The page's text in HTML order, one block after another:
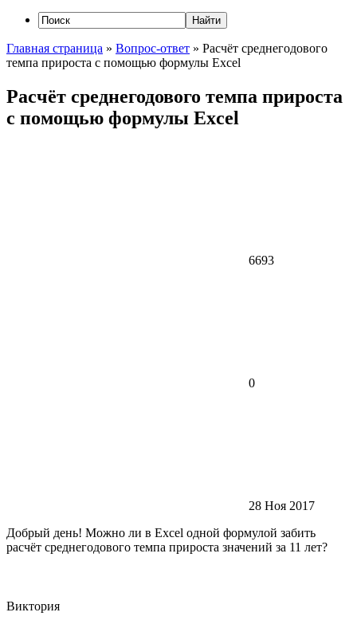
Главная страница » Вопрос-ответ » Расчёт среднегодового
темпа прироста с помощью формулы Excel
Расчёт среднегодового темпа прироста
с помощью формулы Excel
6693
0
28 Ноя 2017
Добрый день! Можно ли в Excel одной формулой забить
расчёт среднегодового темпа прироста значений за 11 лет?
Виктория